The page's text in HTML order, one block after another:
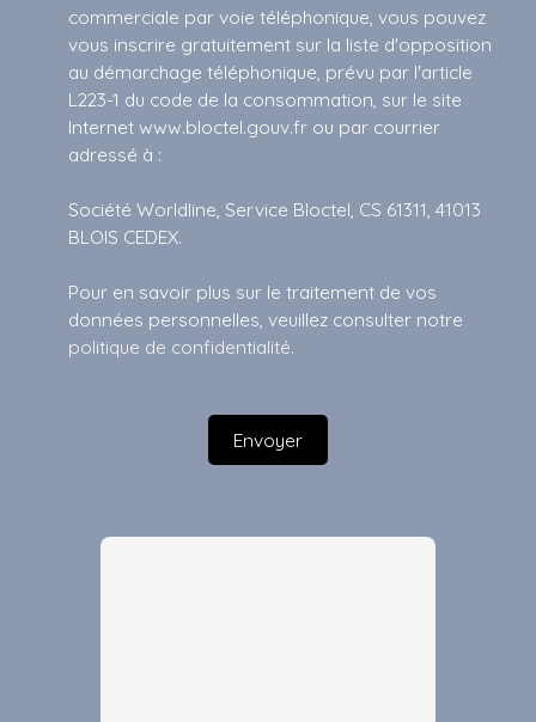
commerciale par voie téléphonique, vous pouvez
vous inscrire gratuitement sur la liste d'opposition
au démarchage téléphonique, prévu par l'article
L223-1 du code de la consommation, sur le site
Internet www.bloctel.gouv.fr ou par courrier
adressé à :
Société Worldline, Service Bloctel, CS 61311, 41013
BLOIS CEDEX.
Pour en savoir plus sur le traitement de vos
données personnelles, veuillez consulter notre
politique de confidentialité.
Envoyer